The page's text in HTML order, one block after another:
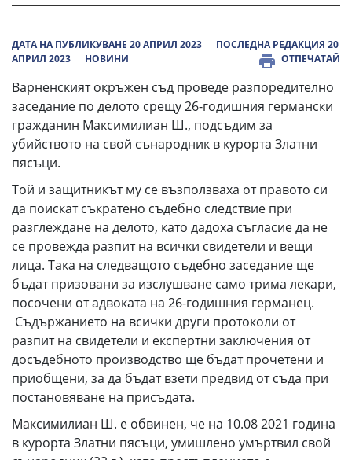
ДАТА НА ПУБЛИКУВАНЕ 20 АПРИЛ 2023
ПОСЛЕДНА РЕДАКЦИЯ 20
АПРИЛ 2023
НОВИНИ ОТПЕЧАТАЙ
Варненският окръжен съд проведе разпоредително
заседание по делото срещу 26-годишния германски
гражданин Максимилиан Ш., подсъдим за
убийството на свой сънародник в курорта Златни
пясъци.
Той и защитникът му се възползваха от правото си
да поискат съкратено съдебно следствие при
разглеждане на делото, като дадоха съгласие да не
се провежда разпит на всички свидетели и вещи
лица. Така на следващото съдебно заседание ще
бъдат призовани за изслушване само трима лекари,
посочени от адвоката на 26-годишния германец.
Съдържанието на всички други протоколи от
разпит на свидетели и експертни заключения от
досъдебното производство ще бъдат прочетени и
приобщени, за да бъдат взети предвид от съда при
постановяване на присъдата.
Максимилиан Ш. е обвинен, че на 10.08 2021 година
в курорта Златни пясъци, умишлено умъртвил свой